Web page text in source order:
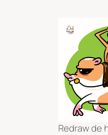
Redraw de